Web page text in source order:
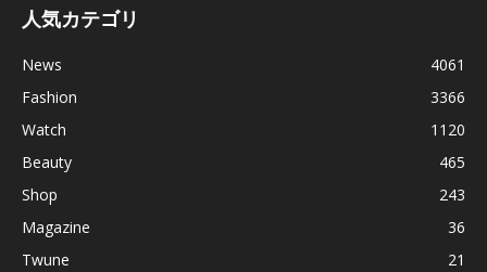
人気カテゴリ
News
4061
Fashion
3366
Watch
1120
Beauty
465
Shop
243
Magazine
36
Twune
21